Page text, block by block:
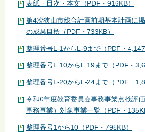
表紙・目次・本文（PDF・916KB）
第4次狭山市総合計画前期基本計画に
の成果目標（PDF・733KB）
整理番号L-1からL-9まで（PDF・
整理番号L-10からL-19まで（PDF・
整理番号L-20からL-24まで（PDF・
令和6年度教育委員会事務事業点検評
事務事業）対象事業一覧（PDF・
整理番号1から10（PDF・795KB）